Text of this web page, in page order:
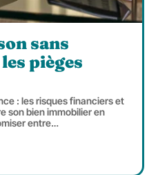
sans
pièges
: les risques financiers et
son bien immobilier en
entre…